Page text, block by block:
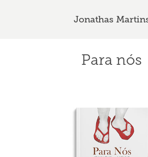
Jonathas
Para nós